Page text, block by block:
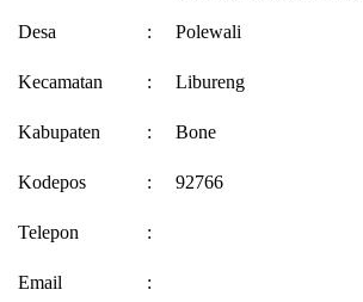
Desa : Polewali
Kecamatan : Libureng
Kabupaten : Bone
Kodepos : 92766
Telepon :
Email :